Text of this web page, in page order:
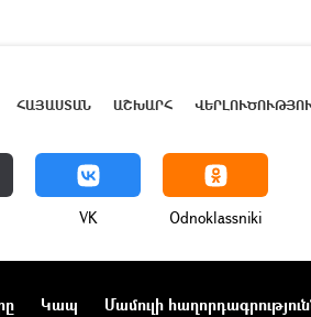
ՀԱՅԱՍՏԱՆ ԱՇԽԱՐՀ
VK Odnoklassniki
Կապ Մամուլի